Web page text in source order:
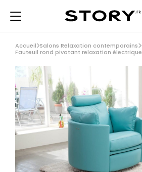
Accueil Salons Relaxation contemporains
Fauteuil rond pivotant relaxation électrique